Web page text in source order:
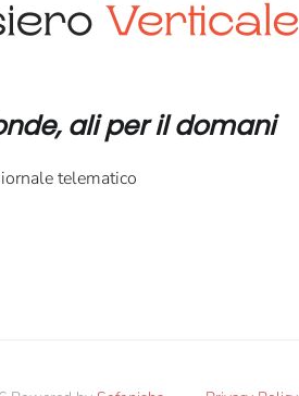
ali per il domani
telematico